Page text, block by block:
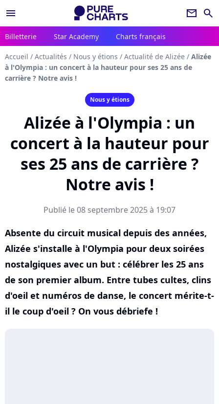
menu newsletter search
Billetterie Star Academy Charts français
Accueil / Actualités / Nous y étions / Actualité de Alizée / Alizée
à l'Olympia : un concert à la hauteur pour ses 25 ans de
carrière ? Notre avis !
Nous y étions
Alizée à l'Olympia : un
concert à la hauteur pour
ses 25 ans de carrière ?
Notre avis !
Publié le 08 septembre 2025 à 19:07
Absente du circuit musical depuis des années,
Alizée s'installe à l'Olympia pour deux soirées
nostalgiques avec un but : célébrer les 25 ans
de son premier album. Entre tubes cultes, clins
d'oeil et numéros de danse, le concert mérite-t-
il le coup d'oeil ? On vous débriefe !